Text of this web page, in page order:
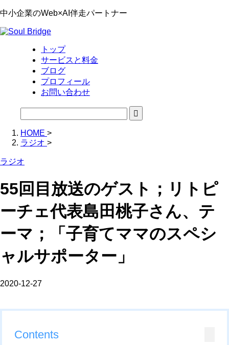
中小企業のWeb×AI伴走パートナー
トップ
サービスと料金
ブログ
プロフィール
お問い合わせ
HOME >
ラジオ >
ラジオ
55回目放送のゲスト；リトピ
ーチェ代表島田桃子さん、テ
ーマ；「子育てママのスペシ
ャルサポーター」
2020-12-27
Contents